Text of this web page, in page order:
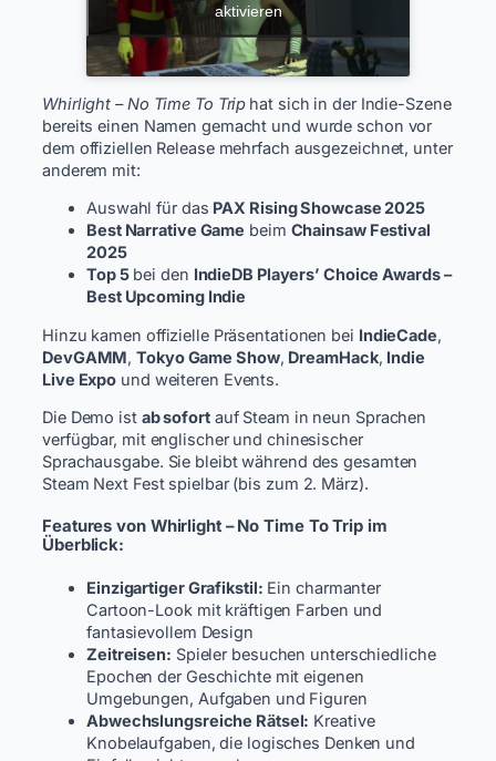
aktivieren
Whirlight – No Time To Trip hat sich in der Indie-Szene
bereits einen Namen gemacht und wurde schon vor
dem offiziellen Release mehrfach ausgezeichnet, unter
anderem mit:
Auswahl für das PAX Rising Showcase 2025
Best Narrative Game beim Chainsaw Festival
2025
Top 5bei den IndieDB Players’ Choice Awards –
Best Upcoming Indie
Hinzu kamen offizielle Präsentationen bei IndieCade,
DevGAMM,Tokyo Game Show, DreamHack, Indie
Live Expo und weiteren Events.
Die Demo ist ab sofortauf Steam in neun Sprachen
verfügbar, mit englischer und chinesischer
Sprachausgabe. Sie bleibt während des gesamten
Steam Next Fest spielbar (bis zum 2. März).
Features von Whirlight – No Time To Trip im
Überblick:
Einzigartiger Grafikstil: Ein charmanter
Cartoon-Look mit kräftigen Farben und
fantasievollem Design
Zeitreisen: Spieler besuchen unterschiedliche
Epochen der Geschichte mit eigenen
Umgebungen, Aufgaben und Figuren
Abwechslungsreiche Rätsel: Kreative
Knobelaufgaben, die logisches Denken und